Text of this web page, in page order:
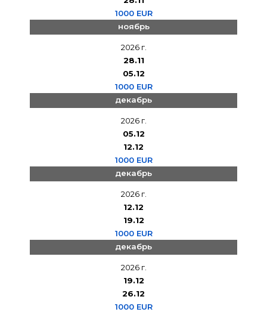
1000 EUR
ноябрь
2026 г.
28.11
05.12
1000 EUR
декабрь
2026 г.
05.12
12.12
1000 EUR
декабрь
2026 г.
12.12
19.12
1000 EUR
декабрь
2026 г.
19.12
26.12
1000 EUR